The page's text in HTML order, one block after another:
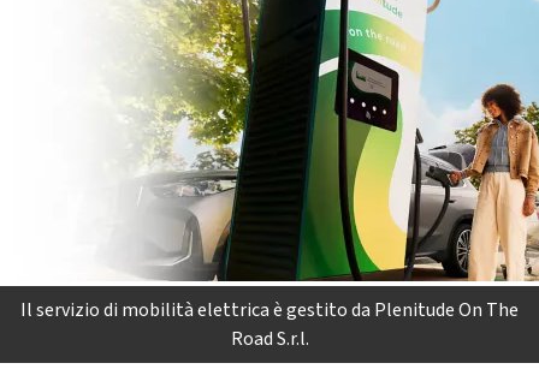
Il servizio di mobilità elettrica è gestito da Plenitude On The
Road S.r.l.